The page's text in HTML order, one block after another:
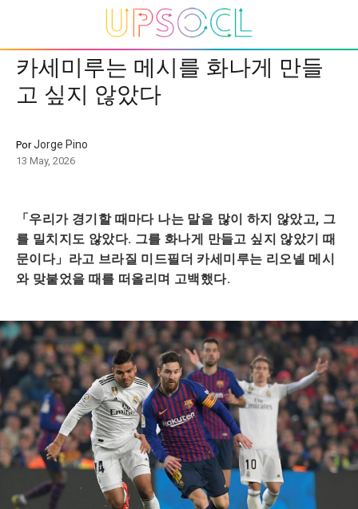
카세미루는 메시를 화나게 만들
고 싶지 않았다
PorJorge Pino
13 May, 2026
「우리가 경기할 때마다 나는 말을 많이 하지 않았고, 그
를 밀치지도 않았다. 그를 화나게 만들고 싶지 않았기 때
문이다」라고 브라질 미드필더 카세미루는 리오넬 메시
와 맞붙었을 때를 떠올리며 고백했다.